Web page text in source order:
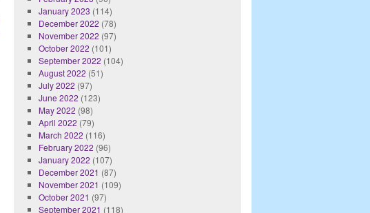
January 2023 (114)
December 2022 (78)
November 2022 (97)
October 2022 (101)
September 2022 (104)
August 2022 (51)
July 2022 (97)
June 2022 (123)
May 2022 (98)
April 2022 (79)
March 2022 (116)
February 2022 (96)
January 2022 (107)
December 2021 (87)
November 2021 (109)
October 2021 (97)
September 2021 (118)